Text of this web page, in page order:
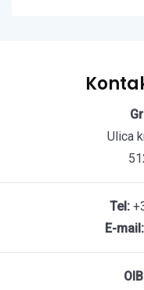
Ulica
Tel:
E-mail: